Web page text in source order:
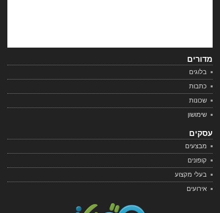
מדורים
בלוגים
כתבות
שכונות
שימושון
עסקים
מבצעים
קופונים
בעלי מקצוע
אירועים